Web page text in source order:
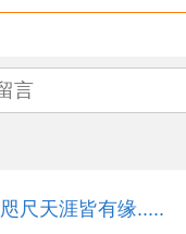
咫尺天涯皆有缘.....